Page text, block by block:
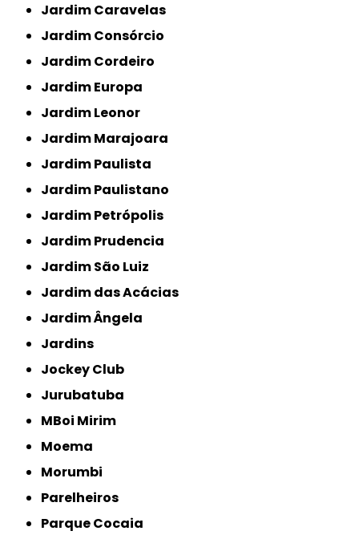
Jardim Caravelas
Jardim Consórcio
Jardim Cordeiro
Jardim Europa
Jardim Leonor
Jardim Marajoara
Jardim Paulista
Jardim Paulistano
Jardim Petrópolis
Jardim Prudencia
Jardim São Luiz
Jardim das Acácias
Jardim Ângela
Jardins
Jockey Club
Jurubatuba
MBoi Mirim
Moema
Morumbi
Parelheiros
Parque Cocaia